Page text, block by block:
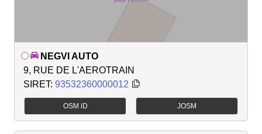
NEGVI AUTO
9, RUE DE L'AEROTRAIN
SIRET: 93532360000012
OSM iD JOSM